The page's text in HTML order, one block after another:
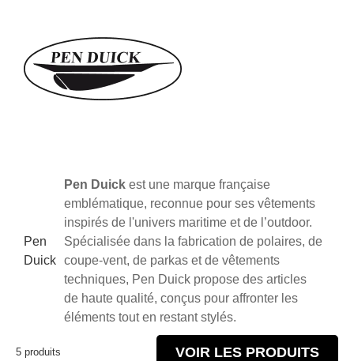
Pen
Duick
Pen Duick est une marque française
emblématique, reconnue pour ses vêtements
inspirés de l'univers maritime et de l’outdoor.
Spécialisée dans la fabrication de polaires, de
coupe-vent, de parkas et de vêtements
techniques, Pen Duick propose des articles
de haute qualité, conçus pour affronter les
éléments tout en restant stylés.
5 produits VOIR LES PRODUITS